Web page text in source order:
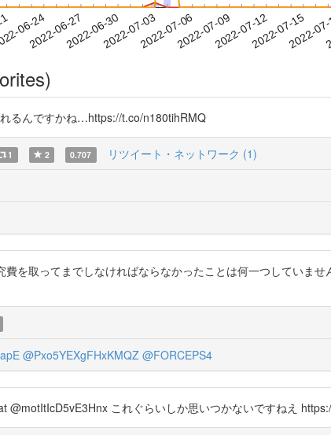
06-24
2022-06-272022-06-302022-07-032022-07-062022-07-092022-07-122022-07-15
2022-
るんですかね…https://t.co/n180tihRMQ
1 2 0.707 リツイート・ネットワーク (1)
を取ってまでしなければならなかったことは何一つしていま
@Pxo5YEXgFHxKMQZ @FORCEPS4
@motItIcD5vE3Hnx これぐらいしか思いつかないですねえ